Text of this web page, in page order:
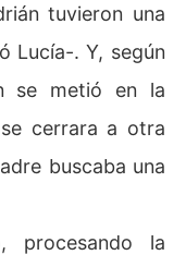
tuvieron una
Lucía-. Y, según
se metió en la
cerrara a otra
buscaba una
procesando la